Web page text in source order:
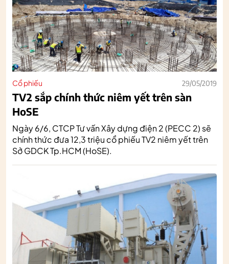
Cổ phiếu 29/05/2019
TV2 sắp chính thức niêm yết trên sàn
HoSE
Ngày 6/6, CTCP Tư vấn Xây dựng điện 2 (PECC 2) sẽ
chính thức đưa 12,3 triệu cổ phiếu TV2 niêm yết trên
Sở GDCK Tp.HCM (HoSE).